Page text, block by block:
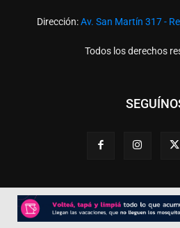
Dirección:Av. San Martín 317 -
Todos los derechos
Desarrollado porTP.